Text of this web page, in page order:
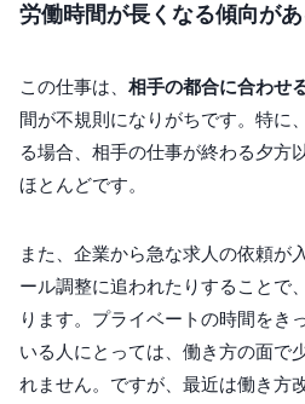
労働時間が長くなる傾向が
この仕事は、 相手の都合に合わせ
間が不規則になりがちです。特に
る場合、相手の仕事が終わる夕方
ほとんどです。
また、企業から急な求人の依頼が
ール調整に追われたりすることで
ります。プライベートの時間をき
いる人にとっては、働き方の面で
れません。ですが、最近は働き方